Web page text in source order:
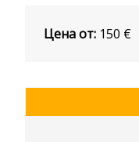
Цена от: 150 €